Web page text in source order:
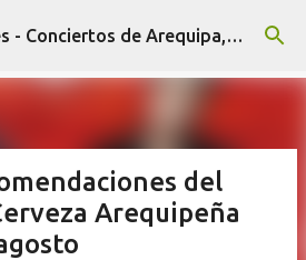
principal Revista Q Planes - Conciertos de Arequipa, fiestas, eventos y Cultura
del
Arequipeña